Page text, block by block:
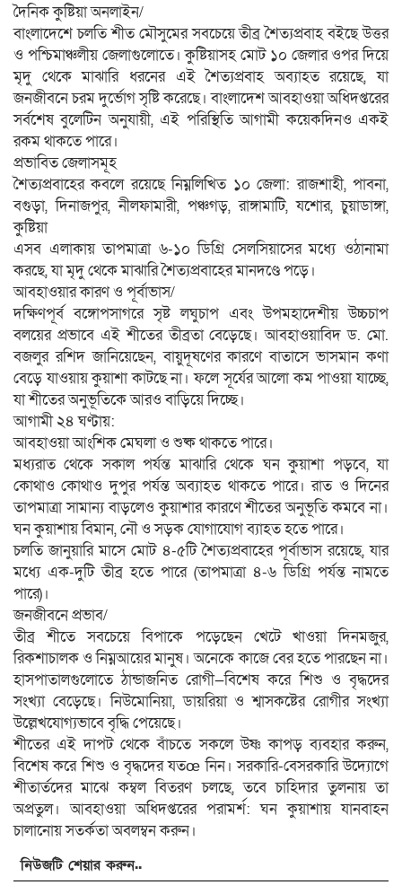
দৈনিক কুষ্টিয়া অনলাইন/
বাংলাদেশে চলতি শীত মৌসুমের সবচেয়ে তীব্র শৈত্যপ্রবাহ বইছে উত্তর
ও পশ্চিমাঞ্চলীয় জেলাগুলোতে। কুষ্টিয়াসহ মোট ১০ জেলার ওপর দিয়ে
মৃদু থেকে মাঝারি ধরনের এই শৈত্যপ্রবাহ অব্যাহত রয়েছে, যা
জনজীবনে চরম দুর্ভোগ সৃষ্টি করেছে। বাংলাদেশ আবহাওয়া অধিদপ্তরের
সর্বশেষ বুলেটিন অনুযায়ী, এই পরিস্থিতি আগামী কয়েকদিনও একই
রকম থাকতে পারে।
প্রভাবিত জেলাসমূহ
শৈত্যপ্রবাহের কবলে রয়েছে নিম্নলিখিত ১০ জেলা: রাজশাহী, পাবনা,
বগুড়া, দিনাজপুর, নীলফামারী, পঞ্চগড়, রাঙ্গামাটি, যশোর, চুয়াডাঙ্গা,
কুষ্টিয়া
এসব এলাকায় তাপমাত্রা ৬-১০ ডিগ্রি সেলসিয়াসের মধ্যে ওঠানামা
করছে, যা মৃদু থেকে মাঝারি শৈত্যপ্রবাহের মানদণ্ডে পড়ে।
আবহাওয়ার কারণ ও পূর্বাভাস/
দক্ষিণপূর্ব বঙ্গোপসাগরে সৃষ্ট লঘুচাপ এবং উপমহাদেশীয় উচ্চচাপ
বলয়ের প্রভাবে এই শীতের তীব্রতা বেড়েছে। আবহাওয়াবিদ ড. মো.
বজলুর রশিদ জানিয়েছেন, বায়ুদূষণের কারণে বাতাসে ভাসমান কণা
বেড়ে যাওয়ায় কুয়াশা কাটছে না। ফলে সূর্যের আলো কম পাওয়া যাচ্ছে,
যা শীতের অনুভূতিকে আরও বাড়িয়ে দিচ্ছে।
আগামী ২৪ ঘণ্টায়:
আবহাওয়া আংশিক মেঘলা ও শুষ্ক থাকতে পারে।
মধ্যরাত থেকে সকাল পর্যন্ত মাঝারি থেকে ঘন কুয়াশা পড়বে, যা
কোথাও কোথাও দুপুর পর্যন্ত অব্যাহত থাকতে পারে। রাত ও দিনের
তাপমাত্রা সামান্য বাড়লেও কুয়াশার কারণে শীতের অনুভূতি কমবে না।
ঘন কুয়াশায় বিমান, নৌ ও সড়ক যোগাযোগ ব্যাহত হতে পারে।
চলতি জানুয়ারি মাসে মোট ৪-৫টি শৈত্যপ্রবাহের পূর্বাভাস রয়েছে, যার
মধ্যে এক-দুটি তীব্র হতে পারে (তাপমাত্রা ৪-৬ ডিগ্রি পর্যন্ত নামতে
পারে)।
জনজীবনে প্রভাব/
তীব্র শীতে সবচেয়ে বিপাকে পড়েছেন খেটে খাওয়া দিনমজুর,
রিকশাচালক ও নিম্নআয়ের মানুষ। অনেকে কাজে বের হতে পারছেন না।
হাসপাতালগুলোতে ঠান্ডাজনিত রোগী—বিশেষ করে শিশু ও বৃদ্ধদের
সংখ্যা বেড়েছে। নিউমোনিয়া, ডায়রিয়া ও শ্বাসকষ্টের রোগীর সংখ্যা
উল্লেখযোগ্যভাবে বৃদ্ধি পেয়েছে।
শীতের এই দাপট থেকে বাঁচতে সকলে উষ্ণ কাপড় ব্যবহার করুন,
বিশেষ করে শিশু ও বৃদ্ধদের যতœ নিন। সরকারি-বেসরকারি উদ্যোগে
শীতার্তদের মাঝে কম্বল বিতরণ চলছে, তবে চাহিদার তুলনায় তা
অপ্রতুল। আবহাওয়া অধিদপ্তরের পরামর্শ: ঘন কুয়াশায় যানবাহন
চালানোয় সতর্কতা অবলম্বন করুন।
নিউজটি শেয়ার করুন..